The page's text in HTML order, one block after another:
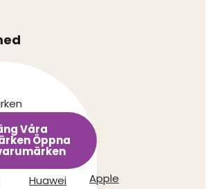
Våra
Öppna
Huawei
Apple